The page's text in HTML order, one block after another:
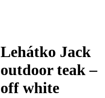
Lehátko Jack
outdoor teak –
off white